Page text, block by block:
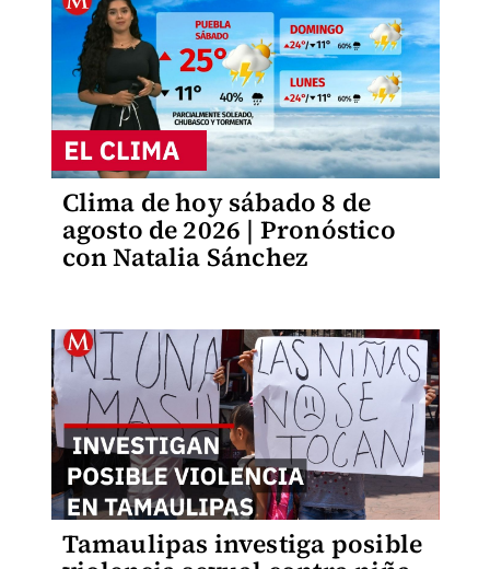
Clima de hoy sábado 8 de
agosto de 2026 | Pronóstico
con Natalia Sánchez
Tamaulipas investiga posible